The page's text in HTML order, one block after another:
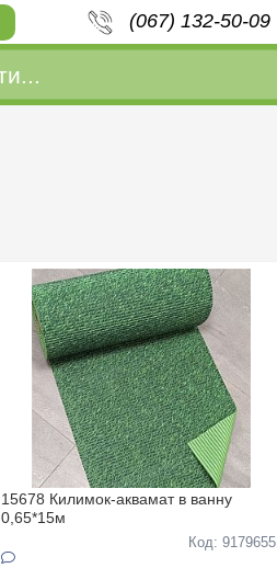
(067) 132-50-09
15678 Килимок-аквамат в ванну
0,65*15м
Код: 9179655